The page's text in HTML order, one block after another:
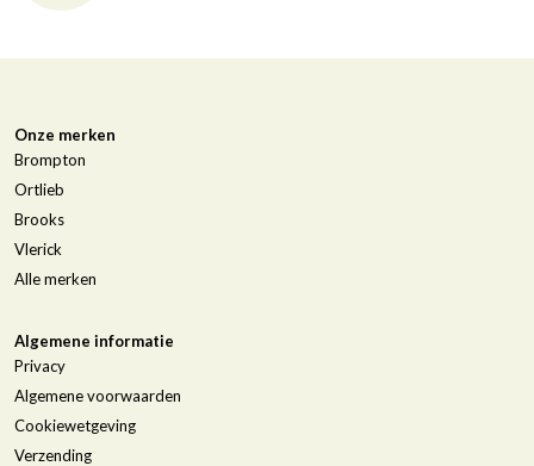
Onze merken
Brompton
Ortlieb
Brooks
Vlerick
Alle merken
Algemene informatie
Privacy
Algemene voorwaarden
Cookiewetgeving
Verzending